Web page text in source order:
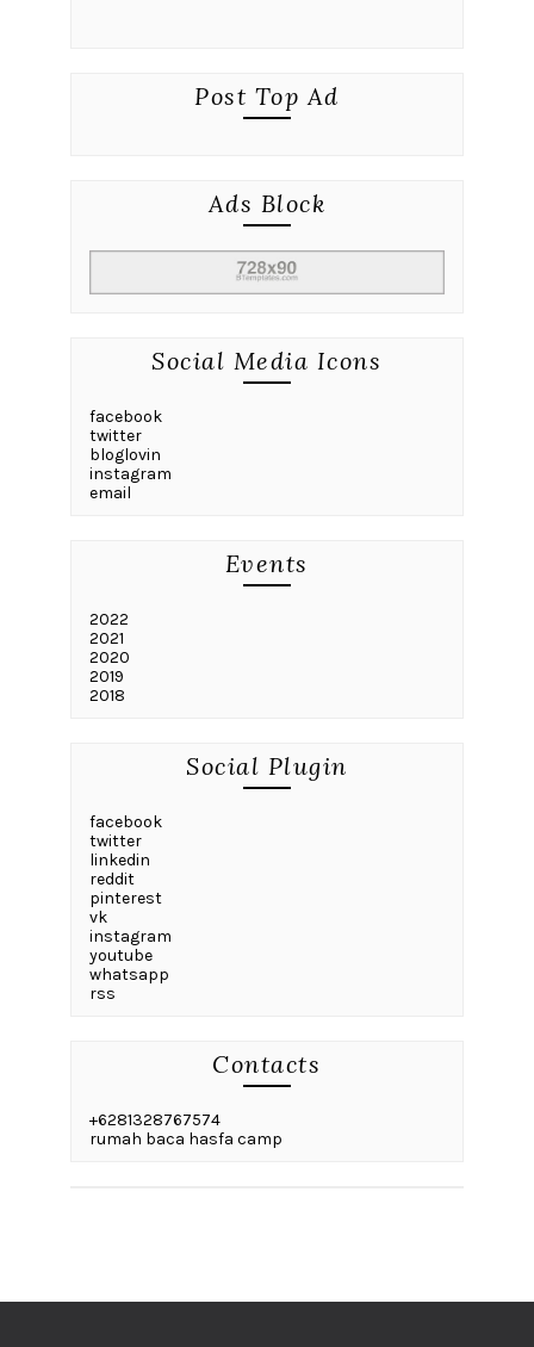
Post Top Ad
Ads Block
Social Media Icons
facebook
twitter
bloglovin
instagram
email
Events
2022
2021
2020
2019
2018
Social Plugin
facebook
twitter
linkedin
reddit
pinterest
vk
instagram
youtube
whatsapp
rss
Contacts
+6281328767574
rumah baca hasfa camp